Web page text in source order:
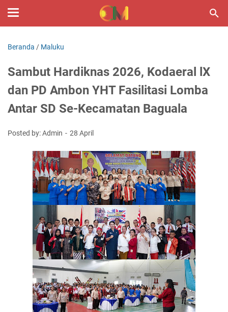
Beranda / Maluku
Sambut Hardiknas 2026, Kodaeral lX
dan PD Ambon YHT Fasilitasi Lomba
Antar SD Se-Kecamatan Baguala
Posted by: Admin 28 April